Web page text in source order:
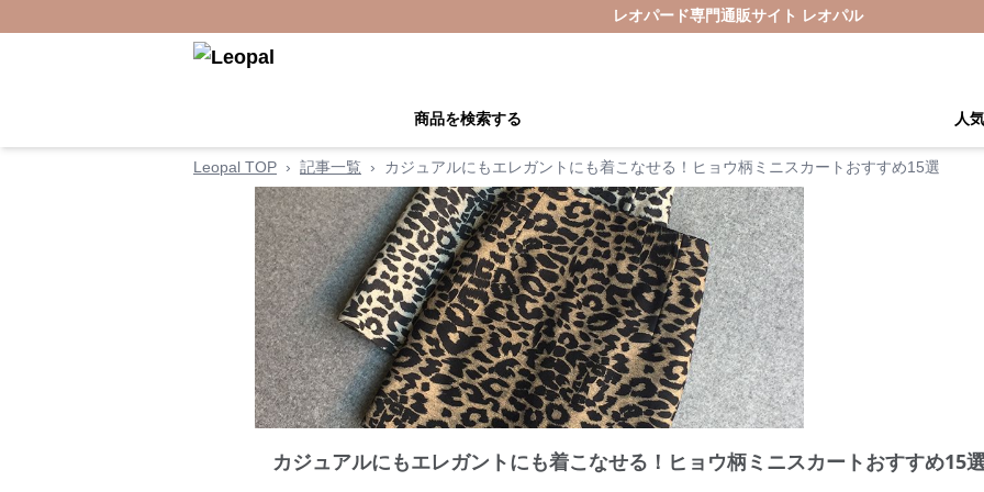
レオパード専門通販サイト レオパル
商品を検索する 人
Leopal TOP › 記事一覧 › カジュアルにもエレガントにも着こなせる！ヒョウ柄ミニスカートおすすめ15選
カジュアルにもエレガントにも着こなせる！ヒョウ柄ミニスカートおすすめ15